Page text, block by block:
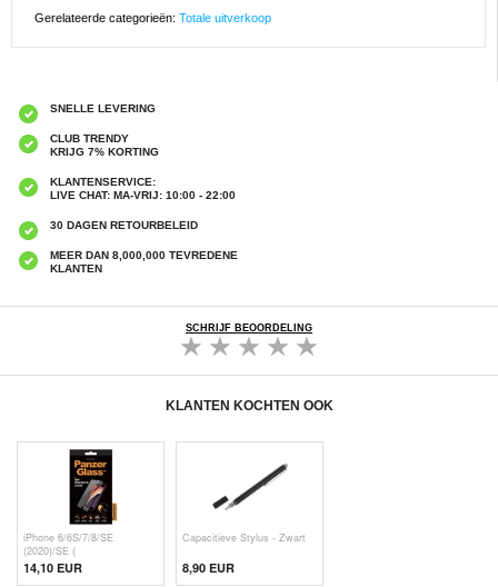
Gerelateerde categorieën: Totale uitverkoop
SNELLE LEVERING
CLUB TRENDY
KRIJG 7% KORTING
KLANTENSERVICE:
LIVE CHAT: MA-VRIJ: 10:00 - 22:00
30 DAGEN RETOURBELEID
MEER DAN 8,000,000 TEVREDENE
KLANTEN
SCHRIJF BEOORDELING
KLANTEN KOCHTEN OOK
iPhone 6/6S/7/8/SE
(2020)/SE (
14,10 EUR
Capacitieve Stylus - Zwart
8,90 EUR